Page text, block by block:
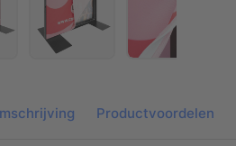
Productvoordelen